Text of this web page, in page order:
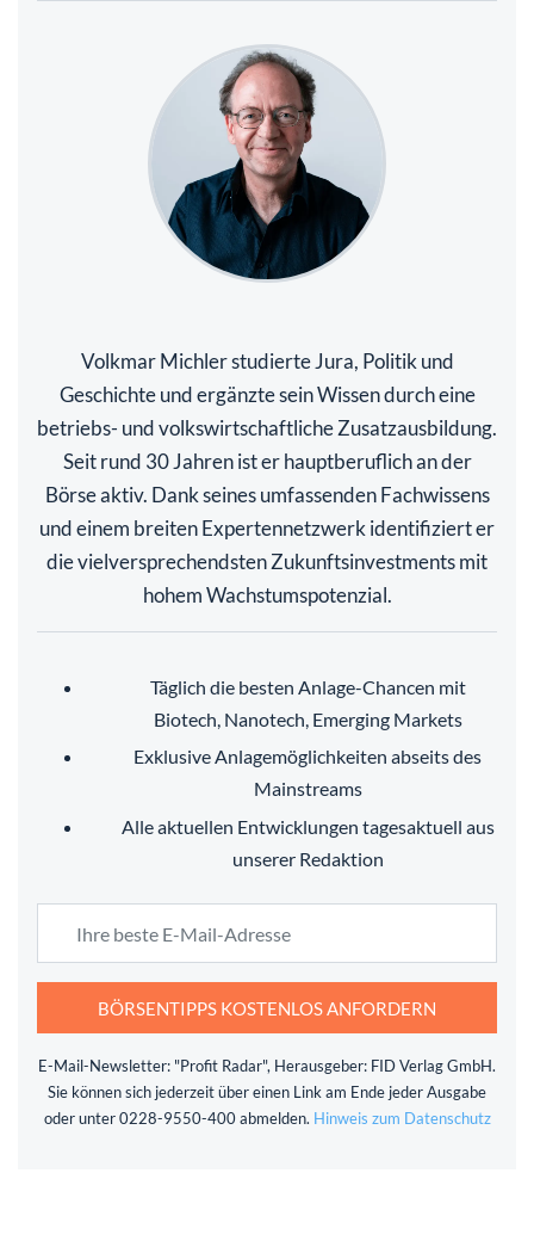
Volkmar Michler studierte Jura, Politik und
Geschichte und ergänzte sein Wissen durch eine
betriebs- und volkswirtschaftliche Zusatzausbildung.
Seit rund 30 Jahren ist er hauptberuflich an der
Börse aktiv. Dank seines umfassenden Fachwissens
und einem breiten Expertennetzwerk identifiziert er
die vielversprechendsten Zukunftsinvestments mit
hohem Wachstumspotenzial.
Täglich die besten Anlage-Chancen mit
Biotech, Nanotech, Emerging Markets
Exklusive Anlagemöglichkeiten abseits des
Mainstreams
Alle aktuellen Entwicklungen tagesaktuell aus
unserer Redaktion
BÖRSENTIPPS KOSTENLOS ANFORDERN
E-Mail-Newsletter: "Profit Radar", Herausgeber: FID Verlag GmbH.
Sie können sich jederzeit über einen Link am Ende jeder Ausgabe
oder unter 0228-9550-400 abmelden. Hinweis zum Datenschutz